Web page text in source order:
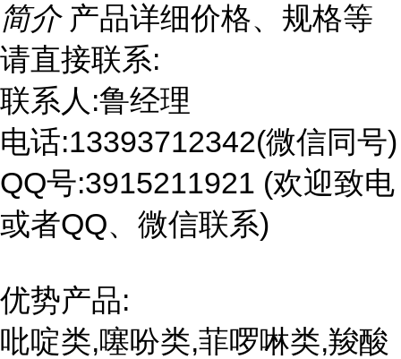
简介 产品详细价格、规格等
请直接联系:
联系人:鲁经理
电话:13393712342(微信同号)
QQ号:3915211921 (欢迎致电
或者QQ、微信联系)
优势产品:
吡啶类,噻吩类,菲啰啉类,羧酸